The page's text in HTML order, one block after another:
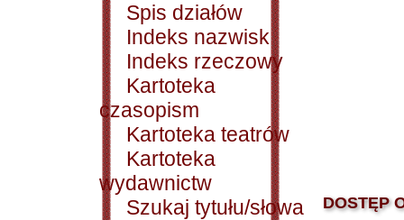
Spis działów
Indeks nazwisk
Indeks rzeczowy
Kartoteka
czasopism
Kartoteka teatrów
Kartoteka
wydawnictw
Szukaj tytułu/słowa
DOSTĘP